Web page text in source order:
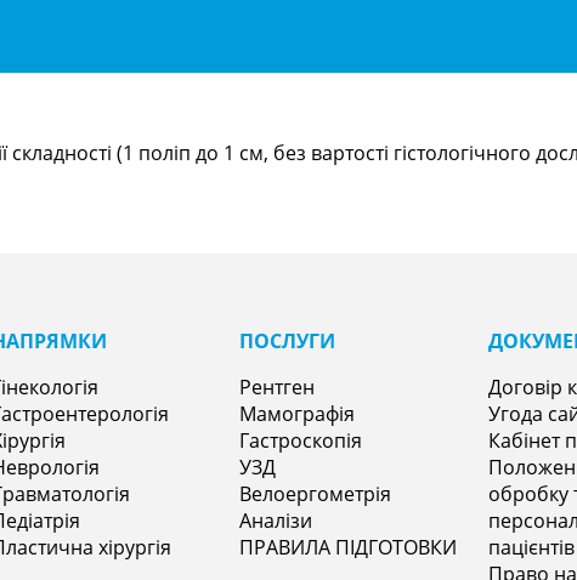
(1 поліп до 1 см, без вартості гістологічного
ㅤ
хірургія
ПОСЛУГИ
Рентген
Мамографія
Гастроскопія
УЗД
Велоергометрія
Аналізи
ПРАВИЛА ПІДГОТОВКИ
Договір
Угода
Кабінет
обробку
пацієнтів
Право